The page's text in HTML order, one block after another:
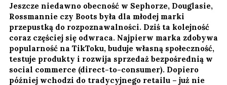
Jeszcze niedawno obecność w Sephorze, Douglasie,
Rossmannie czy Boots była dla młodej marki
przepustką do rozpoznawalności. Dziś ta kolejność
coraz częściej się odwraca. Najpierw marka zdobywa
popularność na TikToku, buduje własną społeczność,
testuje produkty i rozwija sprzedaż bezpośrednią w
social commerce (direct-to-consumer). Dopiero
później wchodzi do tradycyjnego retailu – już nie